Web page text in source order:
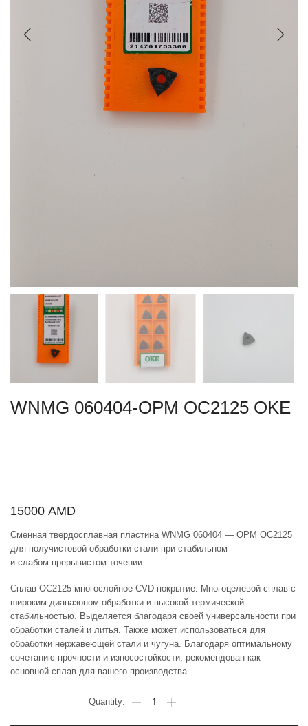
WNMG 060404-OPM OC2125 OKE
15000 AMD
Сменная твердосплавная пластина WNMG 060404 — OPM OC2125
для получистовой обработки стали при стабильном
и слабом прерывистом точении.
Сплав OC2125 многослойное CVD покрытие. Многоцелевой сплав с
широким диапазоном обработки и высокой термической
стабильностью. Выделяется благодаря своей универсальности при
обработки сталей и литья. Также может использоваться для
обработки нержавеющей стали и чугуна. Благодаря оптимальному
сочетанию прочности и износостойкости, рекомендован как
основной сплав для вашего производства.